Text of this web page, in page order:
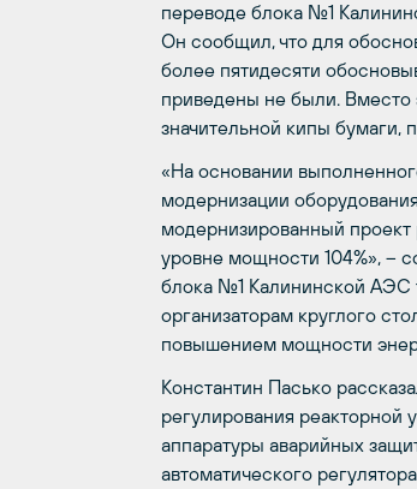
переводе блока №1
Он сообщил, что для
более пятидесяти
приведены не были. Вместо
значительной кипы бумаги,
«На основании
модернизации
модернизированный
уровне мощности 104%», –
блока №1 Калининской АЭС
организаторам круглого
повышением мощности
Константин Пасько
регулирования реакторной
аппаратуры аварийных
автоматического